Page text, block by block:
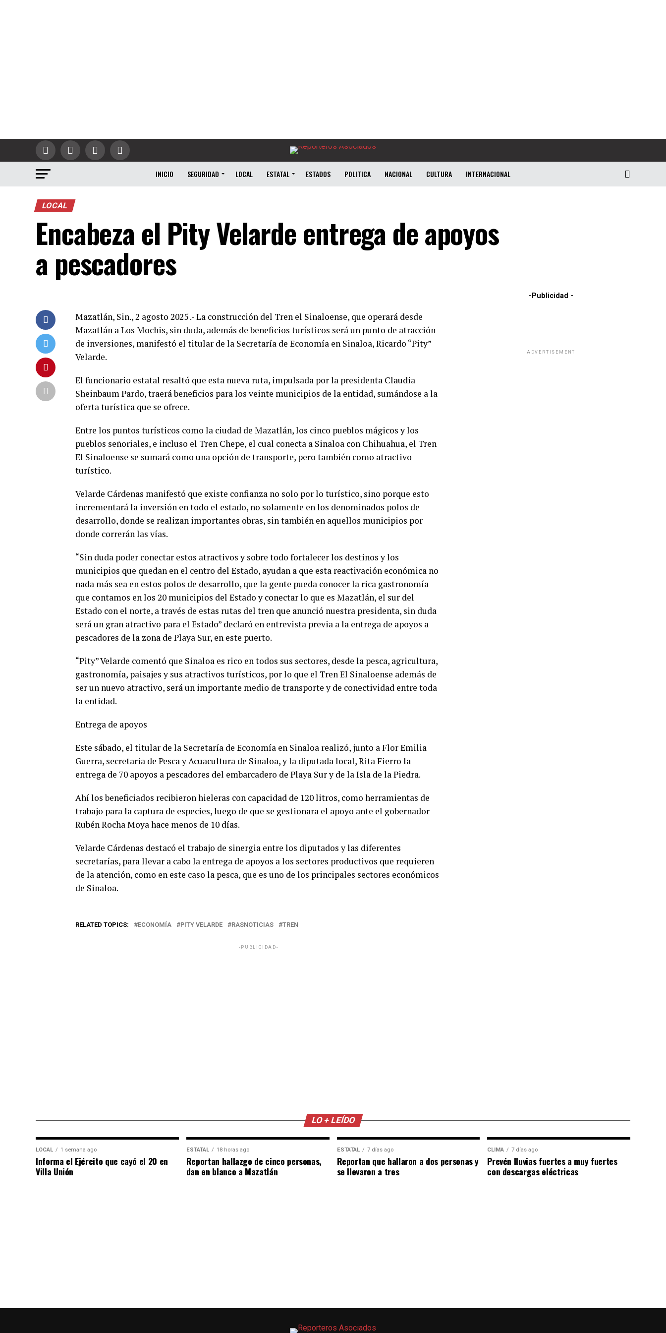
INICIO SEGURIDAD LOCAL ESTATAL ESTADOS POLITICA NACIONAL CULTURA INTERNACIONAL
LOCAL
Encabeza el Pity Velarde entrega de apoyos
a pescadores
Mazatlán, Sin., 2 agosto 2025 .- La construcción del Tren el Sinaloense, que operará desde
Mazatlán a Los Mochis, sin duda, además de beneficios turísticos será un punto de atracción
de inversiones, manifestó el titular de la Secretaría de Economía en Sinaloa, Ricardo “Pity”
Velarde.
El funcionario estatal resaltó que esta nueva ruta, impulsada por la presidenta Claudia
Sheinbaum Pardo, traerá beneficios para los veinte municipios de la entidad, sumándose a la
oferta turística que se ofrece.
Entre los puntos turísticos como la ciudad de Mazatlán, los cinco pueblos mágicos y los
pueblos señoriales, e incluso el Tren Chepe, el cual conecta a Sinaloa con Chihuahua, el Tren
El Sinaloense se sumará como una opción de transporte, pero también como atractivo
turístico.
Velarde Cárdenas manifestó que existe confianza no solo por lo turístico, sino porque esto
incrementará la inversión en todo el estado, no solamente en los denominados polos de
desarrollo, donde se realizan importantes obras, sin también en aquellos municipios por
donde correrán las vías.
“Sin duda poder conectar estos atractivos y sobre todo fortalecer los destinos y los
municipios que quedan en el centro del Estado, ayudan a que esta reactivación económica no
nada más sea en estos polos de desarrollo, que la gente pueda conocer la rica gastronomía
que contamos en los 20 municipios del Estado y conectar lo que es Mazatlán, el sur del
Estado con el norte, a través de estas rutas del tren que anunció nuestra presidenta, sin duda
será un gran atractivo para el Estado” declaró en entrevista previa a la entrega de apoyos a
pescadores de la zona de Playa Sur, en este puerto.
“Pity” Velarde comentó que Sinaloa es rico en todos sus sectores, desde la pesca, agricultura,
gastronomía, paisajes y sus atractivos turísticos, por lo que el Tren El Sinaloense además de
ser un nuevo atractivo, será un importante medio de transporte y de conectividad entre toda
la entidad.
Entrega de apoyos
Este sábado, el titular de la Secretaría de Economía en Sinaloa realizó, junto a Flor Emilia
Guerra, secretaria de Pesca y Acuacultura de Sinaloa, y la diputada local, Rita Fierro la
entrega de 70 apoyos a pescadores del embarcadero de Playa Sur y de la Isla de la Piedra.
Ahí los beneficiados recibieron hieleras con capacidad de 120 litros, como herramientas de
trabajo para la captura de especies, luego de que se gestionara el apoyo ante el gobernador
Rubén Rocha Moya hace menos de 10 días.
Velarde Cárdenas destacó el trabajo de sinergia entre los diputados y las diferentes
secretarías, para llevar a cabo la entrega de apoyos a los sectores productivos que requieren
de la atención, como en este caso la pesca, que es uno de los principales sectores económicos
de Sinaloa.
RELATED TOPICS: ECONOMÍA PITY VELARDE RASNOTICIAS TREN
-PUBLICIDAD-
-Publicidad -
ADVERTISEMENT
LO + LEÍDO
LOCAL 1 semana ago
Informa el Ejército que cayó el 20 en
Villa Unión
ESTATAL 18 horas ago
Reportan hallazgo de cinco personas,
dan en blanco a Mazatlán
ESTATAL 7 días ago
Reportan que hallaron a dos personas y
se llevaron a tres
CLIMA 7 días ago
Prevén lluvias fuertes a muy fuertes
con descargas eléctricas